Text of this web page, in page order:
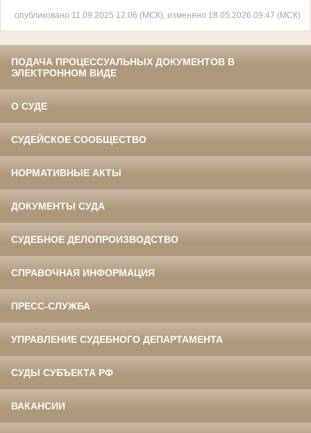
опубликовано 11.09.2025 12:06 (МСК), изменено 18.05.2026 09:47 (МСК)
ПОДАЧА ПРОЦЕССУАЛЬНЫХ ДОКУМЕНТОВ В
ЭЛЕКТРОННОМ ВИДЕ
О СУДЕ
СУДЕЙСКОЕ СООБЩЕСТВО
НОРМАТИВНЫЕ АКТЫ
ДОКУМЕНТЫ СУДА
СУДЕБНОЕ ДЕЛОПРОИЗВОДСТВО
СПРАВОЧНАЯ ИНФОРМАЦИЯ
ПРЕСС-СЛУЖБА
УПРАВЛЕНИЕ СУДЕБНОГО ДЕПАРТАМЕНТА
СУДЫ СУБЪЕКТА РФ
ВАКАНСИИ